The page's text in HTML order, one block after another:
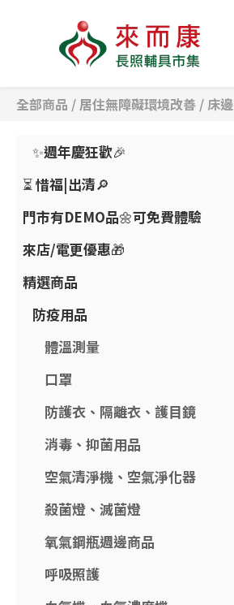
全部商品 /居住無障礙環境改善 / 床
✨週年慶狂歡🎉
⏳ 惜福|出清🔎
門市有DEMO品🌼可免費體驗
來店/電更優惠🎁
精選商品
防疫用品
體溫測量
口罩
防護衣、隔離衣、護目鏡
消毒、抑菌用品
空氣清淨機、空氣淨化器
殺菌燈、滅菌燈
氧氣鋼瓶週邊商品
呼吸照護